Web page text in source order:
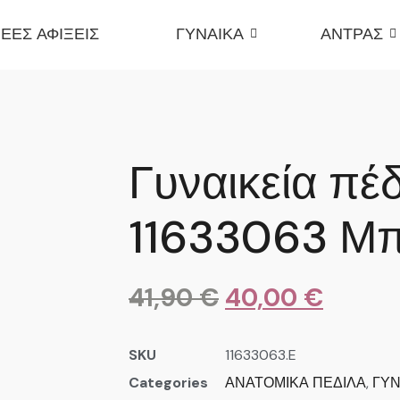
ΑΦΙΞΕΙΣ ΓΥΝΑΙΚΑ ΑΝΤΡΑΣ
Γυναικεία
11633063
41,90€ 40,00 €
SKU
11633063.E
Categories
ΑΝΑΤΟΜΙΚΑ ΠΕΔΙΛΑ,